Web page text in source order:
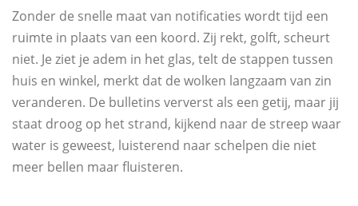
Zonder de snelle maat van notificaties wordt tijd een
ruimte in plaats van een koord. Zij rekt, golft, scheurt
niet. Je ziet je adem in het glas, telt de stappen tussen
huis en winkel, merkt dat de wolken langzaam van zin
veranderen. De bulletins ververst als een getij, maar jij
staat droog op het strand, kijkend naar de streep waar
water is geweest, luisterend naar schelpen die niet
meer bellen maar fluisteren.